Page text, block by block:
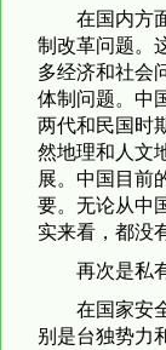
在国内方
制改革问题。
多经济和社会
体制问题。中
两代和民国时
然地理和人文
展。中国目前
要。无论从中
实来看，都没
再次是私
在国家安
别是台独势力